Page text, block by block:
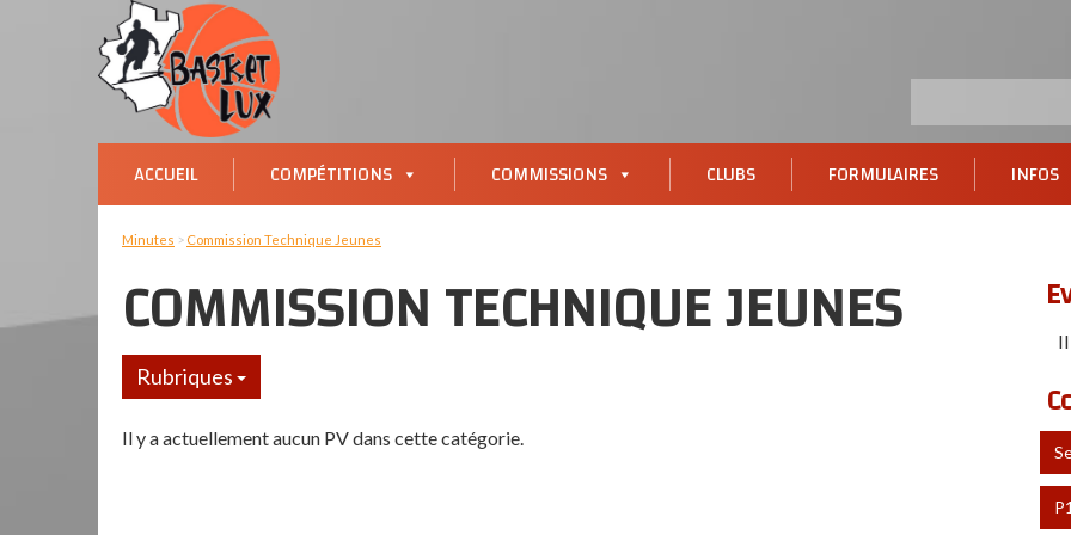
ACCUEIL COMPÉTITIONS COMMISSIONS CLUBS FORMULAIRES INFOS
Minutes > Commission Technique Jeunes
COMMISSION TECHNIQUE JEUNES
Rubriques
Il y a actuellement aucun PV dans cette catégorie.